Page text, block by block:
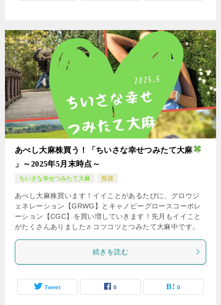
あべし大麻株買う！「ちいさな幸せつみたて大麻
」～2025年5月末時点～
ちいさな幸せつみたて大麻 投資
あべし大麻株買います！イイことがあるたびに、グロウジ
ェネレーション【GRWG】とキャノピーグロースコーポレ
ーション【CGC】を買い増していきます！先月もイイこと
がたくさんありました♬コツコツとつみたて大麻中です。
続きを読む
Tweet 0 0